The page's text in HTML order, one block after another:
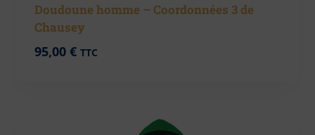
Doudoune homme – Coordonnées 3 de
Chausey
95,00 € TTC